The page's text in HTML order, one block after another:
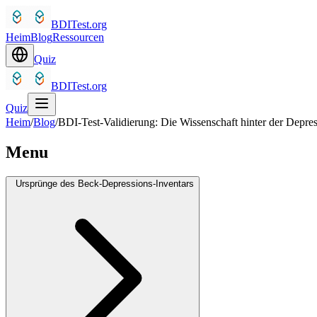
BDITest.org
HeimBlogRessourcen
Quiz
BDITest.org
Quiz
Heim/Blog/BDI-Test-Validierung: Die Wissenschaft hinter der
Menu
Ursprünge des Beck-Depressions-Inventars